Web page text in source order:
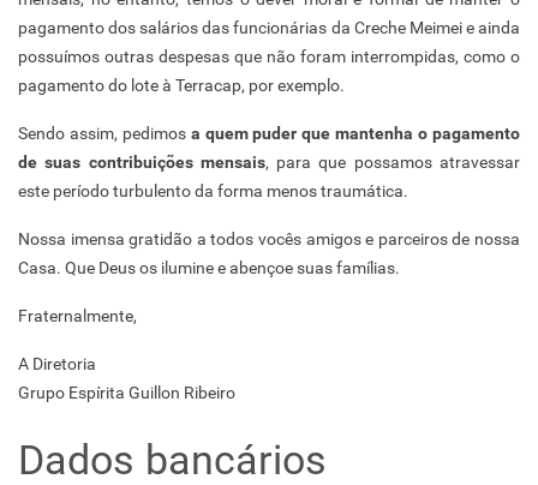
pagamento dos salários das funcionárias da Creche Meimei e ainda
possuímos outras despesas que não foram interrompidas, como o
pagamento do lote à Terracap, por exemplo.
Sendo assim, pedimos a quem puder que mantenha o pagamento
de suas contribuições mensais, para que possamos atravessar
este período turbulento da forma menos traumática.
Nossa imensa gratidão a todos vocês amigos e parceiros de nossa
Casa. Que Deus os ilumine e abençoe suas famílias.
Fraternalmente,
A Diretoria
Grupo Espírita Guillon Ribeiro
Dados bancários